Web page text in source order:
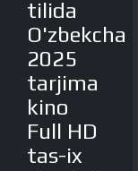
tilida
O'zbekcha
2025
tarjima
kino
Full HD
tas-ix